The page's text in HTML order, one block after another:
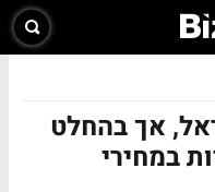
אך בהחלט
במחירי